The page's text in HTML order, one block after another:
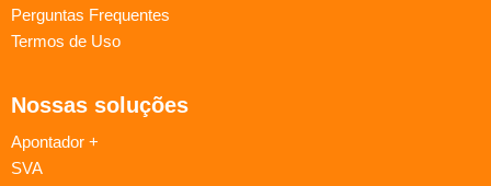
Perguntas Frequentes
Termos de Uso
Nossas soluções
Apontador +
SVA